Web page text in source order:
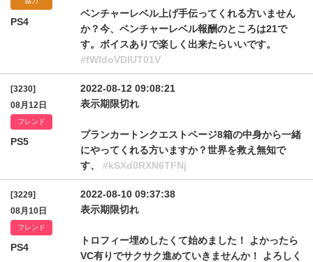
PS4
ベンチャーレベル上げ手伝ってくれる方いません
か？今、ベンチャーレベル報酬のところは21で
す。ボイスありで楽しく出来たらいいです。
#fWldoVDlUT01V
[3230]
08月12日
フレンド
PS5
2022-08-12 09:08:21
表示期限切れ
プランカートンクエストページ8箱の中身から一緒
にやってくれる方いますか？世界を救え無知で
す、 #kSXd0RXN6TFNj
[3229]
08月10日
フレンド
PS4
2022-08-10 09:37:38
表示期限切れ
トロフィー埋めしたくて始めました！ よかったら
VC有りでサクサク進めていきませんか！ よろしく